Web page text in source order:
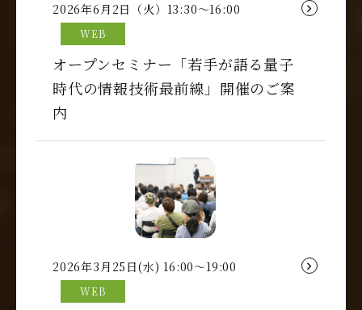
2026年6月2日（火）13:30～16:00
WEB
オープンセミナー「若手が語る量子
時代の情報技術最前線」開催のご案
内
2026年3月25日(水) 16:00～19:00
WEB